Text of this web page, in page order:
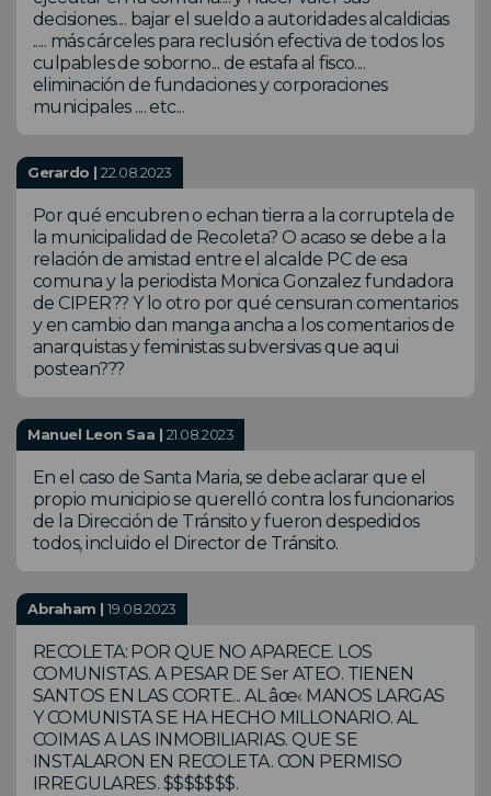
decisiones.... bajar el sueldo a autoridades alcaldicias
..... más cárceles para reclusión efectiva de todos los
culpables de soborno... de estafa al fisco....
eliminación de fundaciones y corporaciones
municipales .... etc...
Gerardo |22.08.2023
Por qué encubren o echan tierra a la corruptela de
la municipalidad de Recoleta? O acaso se debe a la
relación de amistad entre el alcalde PC de esa
comuna y la periodista Monica Gonzalez fundadora
de CIPER?? Y lo otro por qué censuran comentarios
y en cambio dan manga ancha a los comentarios de
anarquistas y feministas subversivas que aqui
postean???
Manuel Leon Saa | 21.08.2023
En el caso de Santa Maria, se debe aclarar que el
propio municipio se querelló contra los funcionarios
de la Dirección de Tránsito y fueron despedidos
todos, incluido el Director de Tránsito.
Abraham |19.08.2023
RECOLETA: POR QUE NO APARECE. LOS
COMUNISTAS. A PESAR DE Ser ATEO. TIENEN
SANTOS EN LAS CORTE... AL âœ‹ MANOS LARGAS
Y COMUNISTA SE HA HECHO MILLONARIO. AL
COIMAS A LAS INMOBILIARIAS. QUE SE
INSTALARON EN RECOLETA. CON PERMISO
IRREGULARES. $$$$$$$.